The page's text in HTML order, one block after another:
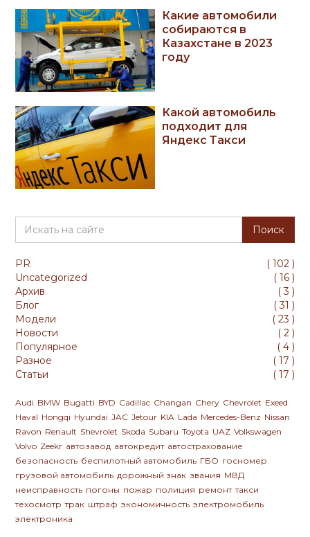
Какие автомобили
собираются в
Казахстане в 2023
году
Какой автомобиль
подходит для
Яндекс Такси
PR ( 102)
Uncategorized
( 16)
Архив
(3 )
Блог
(31 )
Модели
( 23 )
Новости
( 2)
Популярное
( 4)
Разное
( 17 )
Статьи
( 17 )
Audi BMW Bugatti BYD Cadillac Changan Chery Chevrolet Exeed
Haval Hongqi Hyundai JAC Jetour KIA Lada Mercedes-Benz Nissan
Ravon Renault Shevrolet Skoda Subaru Toyota UAZ Volkswagen
Volvo Zeekr автозавод автокредит автострахование
безопасность беспилотный автомобиль ГБО госномер
грузовой автомобиль дорожный знак звания МВД
неисправность погоны пожар полиция ремонт такси
техосмотр трак штраф экономичность электромобиль
электроника